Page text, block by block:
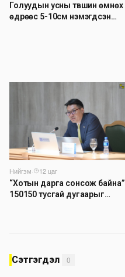
Голуудын усны түвшин өмнөх
өдрөөс 5-10см нэмэгдсэн
Нийгэм·
12 цаг
“Хотын дарга сонсож байна”
150150 тусгай дугаарыг
Сэтгэгдэл 0